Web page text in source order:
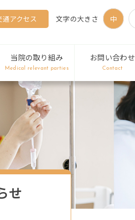
通アクセス 文字の大きさ 中
当院の取り組み
Medical relevant parties
お問い合わせ
Contact
せ